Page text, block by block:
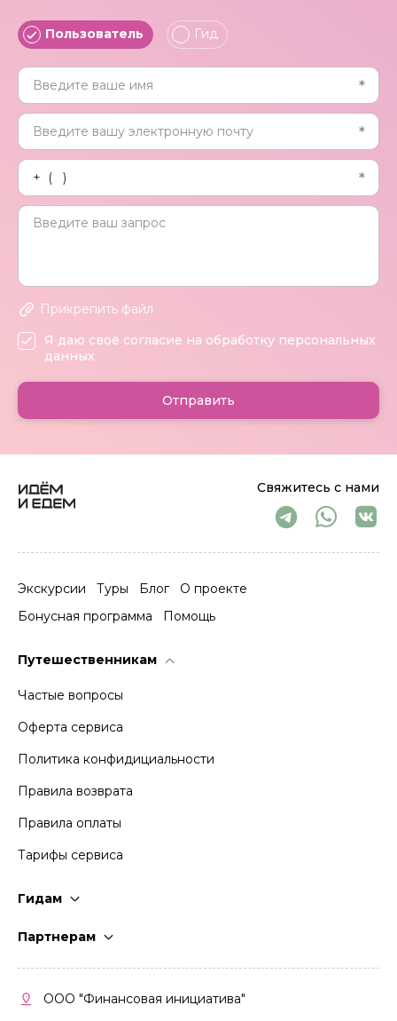
Свяжитесь с нами
Экскурсии Туры Блог
О проекте
Бонусная программа
Помощь
Путешественникам
Частые вопросы
Оферта сервиса
Политика конфидициальности
Правила возврата
Правила оплаты
Тарифы сервиса
Гидам
Партнерам
Кабинет партнера
ООО "Финансовая инициатива"
Пользователь Гид
Прикрепить файл
Я даю своё согласие на обработку персональных
данных
Отправить